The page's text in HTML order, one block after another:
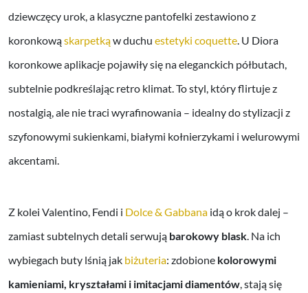
dziewczęcy urok, a klasyczne pantofelki zestawiono z
koronkowąskarpetkąw duchu estetyki coquette. U Diora
koronkowe aplikacje pojawiły się na eleganckich półbutach,
subtelnie podkreślając retro klimat. To styl, który flirtuje z
nostalgią, ale nie traci wyrafinowania – idealny do stylizacji z
szyfonowymi sukienkami, białymi kołnierzykami i welurowymi
akcentami.
Z kolei Valentino, Fendi i Dolce & Gabbana idą o krok dalej –
zamiast subtelnych detali serwują barokowy blask. Na ich
wybiegach buty lśnią jak biżuteria: zdobione kolorowymi
kamieniami, kryształami i imitacjami diamentów, stają się